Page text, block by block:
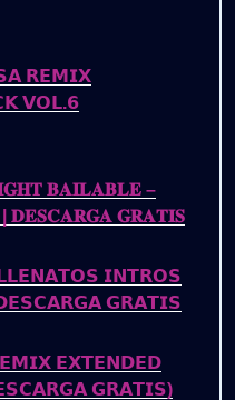
𝗥𝗘𝗠𝗜𝗫
𝗩𝗢𝗟.𝟲
𝐁𝐀𝐈𝐋𝐀𝐁𝐋𝐄 –
𝐃𝐄𝐒𝐂𝐀𝐑𝐆𝐀 𝐆𝐑𝐀𝐓𝐈𝐒
𝗜𝗡𝗧𝗥𝗢𝗦
𝗚𝗥𝗔𝗧𝗜𝗦
𝗘𝗫𝗧𝗘𝗡𝗗𝗘𝗗
𝗚𝗥𝗔𝗧𝗜𝗦)